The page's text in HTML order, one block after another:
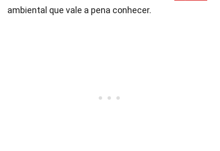
ambiental que vale a pena conhecer.